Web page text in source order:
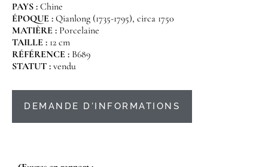
PAYS : Chine
ÉPOQUE : Qianlong (1735-1795), circa 1750
MATIÈRE : Porcelaine
TAILLE : 12 cm
RÉFÉRENCE : B689
STATUT : vendu
DEMANDE D'INFORMATIONS